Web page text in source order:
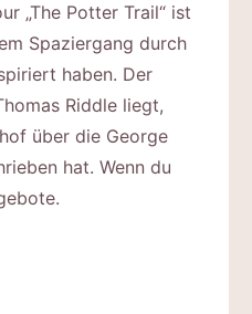
„The Potter Trail“ ist
Spaziergang durch
haben. Der
Riddle liegt,
über die George
hat. Wenn du